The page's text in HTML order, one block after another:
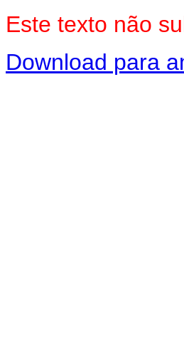
Este texto não
Download para